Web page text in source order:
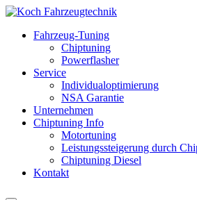
Fahrzeug-Tuning
Chiptuning
Powerflasher
Service
Individualoptimierung
NSA Garantie
Unternehmen
Chiptuning Info
Motortuning
Leistungssteigerung durch
Chiptuning Diesel
Kontakt